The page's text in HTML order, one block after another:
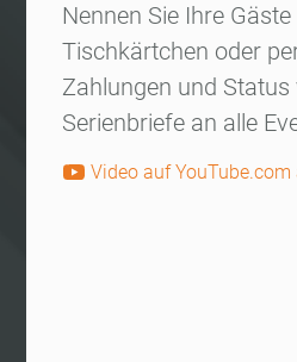
Nennen Sie Ihre
Tischkärtchen oder
Zahlungen und Status
Serienbriefe an alle
Video auf